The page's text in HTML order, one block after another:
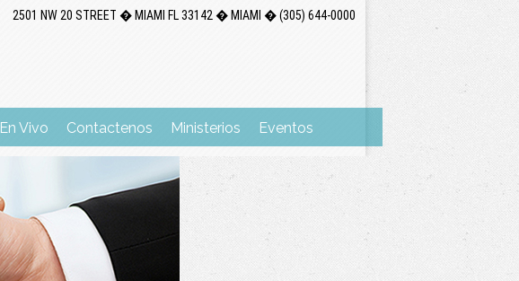
2501 NW 20 STREET � MIAMI FL 33142 � MIAMI � (305) 644-0000
En Vivo Contactenos Ministerios Eventos